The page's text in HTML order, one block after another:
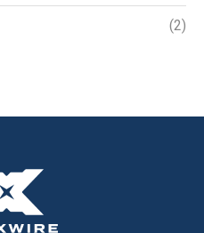
(2)